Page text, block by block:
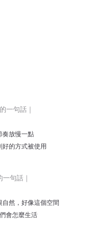
一句話｜
奏放慢一點
好的方式被使用
一句話｜
然，好像這個空間
會怎麼生活